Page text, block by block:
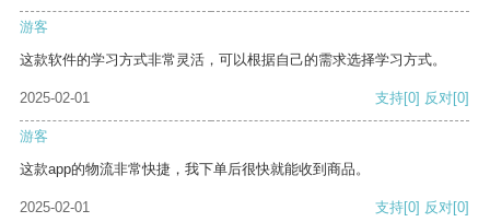
游客
这款软件的学习方式非常灵活，可以根据自己的需求选择学习方式。
2025-02-01 支持[0] 反对[0]
游客
这款app的物流非常快捷，我下单后很快就能收到商品。
2025-02-01 支持[0] 反对[0]